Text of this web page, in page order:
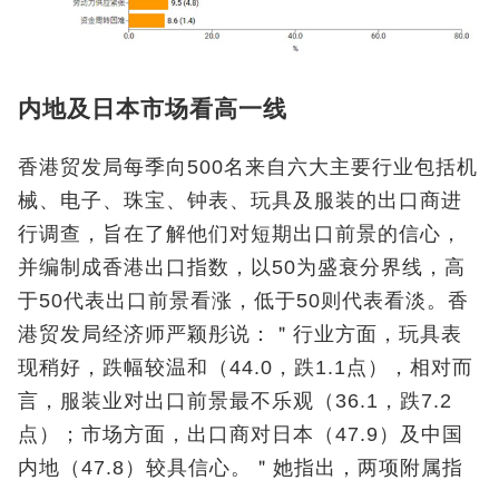
内地及日本市场看高一线
香港贸发局每季向500名来自六大主要行业包括机
械、电子、珠宝、钟表、玩具及服装的出口商进
行调查，旨在了解他们对短期出口前景的信心，
并编制成香港出口指数，以50为盛衰分界线，高
于50代表出口前景看涨，低于50则代表看淡。香
港贸发局经济师严颖彤说：＂行业方面，玩具表
现稍好，跌幅较温和（44.0，跌1.1点），相对而
言，服装业对出口前景最不乐观（36.1，跌7.2
点）；市场方面，出口商对日本（47.9）及中国
内地（47.8）较具信心。＂她指出，两项附属指